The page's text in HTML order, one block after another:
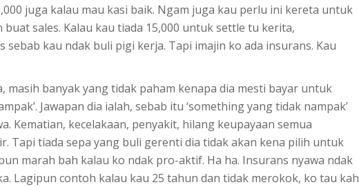
juga kalau mau kasi baik. Ngam juga kau perlu ini kereta untuk
sales. Kalau kau tiada 15,000 untuk settle tu kerita,
sebab kau ndak buli pigi kerja. Tapi imajin ko ada insurans. Kau
masih banyak yang tidak paham kenapa dia mesti bayar untuk
Jawapan dia ialah, sebab itu ‘something yang tidak nampak’
Kematian, kecelakaan, penyakit, hilang keupayaan semua
Tapi tiada sepa yang buli gerenti dia tidak akan kena pilih untuk
marah bah kalau ko ndak pro-aktif. Ha ha. Insurans nyawa ndak
Lagipun contoh kalau kau 25 tahun dan tidak merokok, ko tau kah